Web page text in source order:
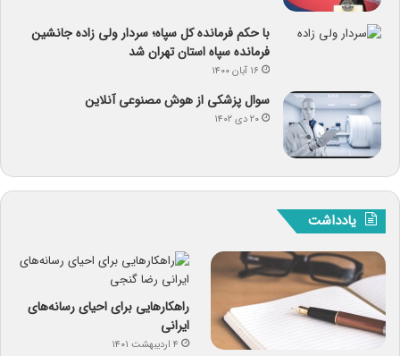
با حکم فرمانده کل سپاه؛ سردار ولی زاده جانشین
فرمانده سپاه استان تهران شد
۱۶ آبان ۱۴۰۰
سوال پزشکی از هوش مصنوعی آنلاین
۲۰ دی ۱۴۰۲
یادداشت
راهکارهایی برای احیای رسانه‌های
ایرانی
۴ اردیبهشت ۱۴۰۱